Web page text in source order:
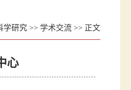
学研究 >> 学术交流 >> 正文
心